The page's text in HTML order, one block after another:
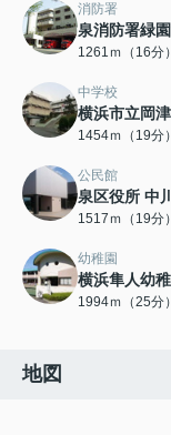
消防署
泉消防署緑
1261ｍ（16分）
中学校
横浜市立岡
1454ｍ（19分）
公民館
泉区役所 中
1517ｍ（19分）
幼稚園
横浜隼人幼
1994ｍ（25分）
地図